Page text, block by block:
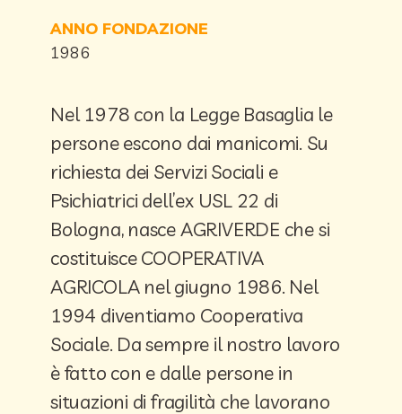
ANNO FONDAZIONE
1986
Nel 1978 con la Legge Basaglia le
persone escono dai manicomi. Su
richiesta dei Servizi Sociali e
Psichiatrici dell’ex USL 22 di
Bologna, nasce AGRIVERDE che si
costituisce COOPERATIVA
AGRICOLA nel giugno 1986. Nel
1994 diventiamo Cooperativa
Sociale. Da sempre il nostro lavoro
è fatto con e dalle persone in
situazioni di fragilità che lavorano